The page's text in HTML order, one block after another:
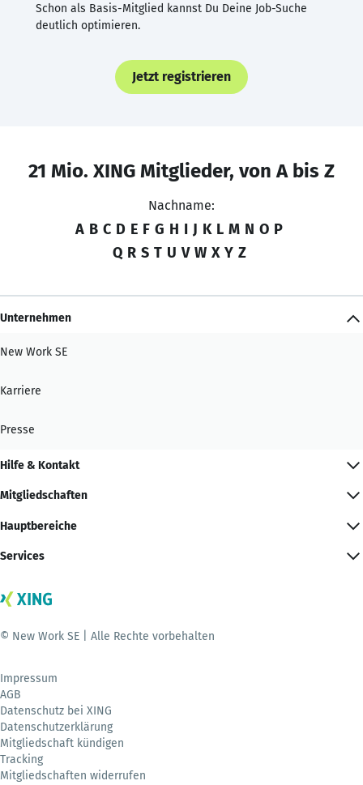
Schon als Basis-Mitglied kannst Du Deine Job-Suche
deutlich optimieren.
Jetzt registrieren
21 Mio. XING Mitglieder, von A bis Z
Nachname:
A B C D E F G H I J K L M N O P
Q R S T U V W X Y Z
Unternehmen
New Work SE
Karriere
Presse
Hilfe & Kontakt
Mitgliedschaften
Hauptbereiche
Services
© New Work SE | Alle Rechte vorbehalten
Impressum
AGB
Datenschutz bei XING
Datenschutzerklärung
Mitgliedschaft kündigen
Tracking
Mitgliedschaften widerrufen